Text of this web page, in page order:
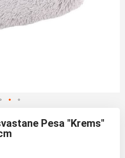
Pesa "Krems"